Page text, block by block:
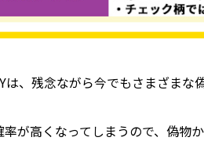
は、残念ながら今でもさまざまな
が高くなってしまうので、偽物